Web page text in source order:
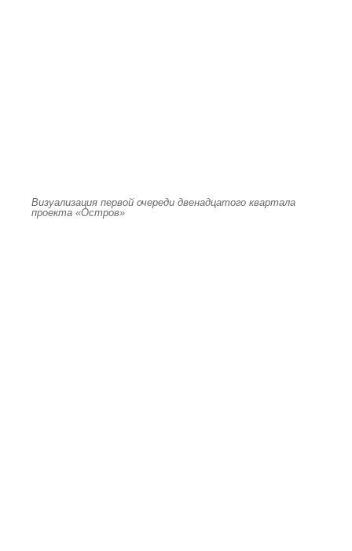
Визуализация первой очереди двенадцатого квартала
проекта «Остров»